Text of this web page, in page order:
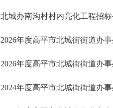
北城办南沟村村内亮化工程招
2026年度高平市北城街街道办
2026年度高平市北城街街道办
2024年度高平市北城街街道办